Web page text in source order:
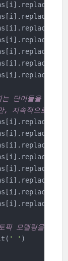
단어들을 삭제
, 지속적으로 나
모델링을 진행
' ' )